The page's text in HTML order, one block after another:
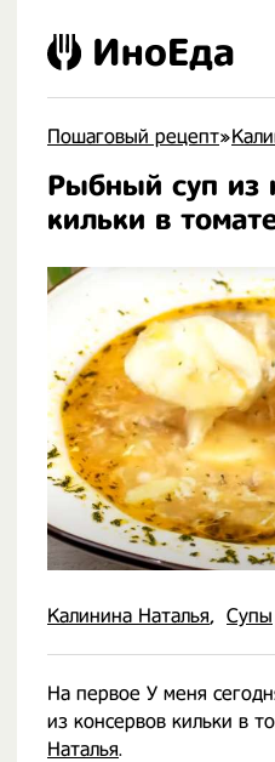
Пошаговый рецепт»
Рыбный суп из
кильки в
Калинина Наталья Супы
На первое У меня
из консервов кильки в
Наталья.
ИноЕда